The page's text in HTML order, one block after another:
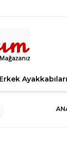
Erkek Ayakkabıları